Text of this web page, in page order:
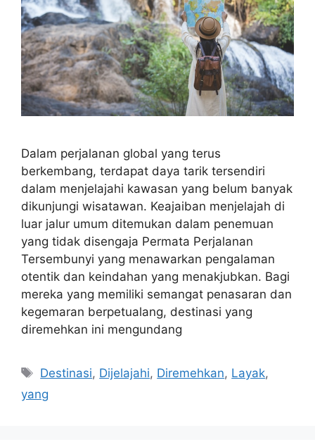
Dalam perjalanan global yang terus
berkembang, terdapat daya tarik tersendiri
dalam menjelajahi kawasan yang belum banyak
dikunjungi wisatawan. Keajaiban menjelajah di
luar jalur umum ditemukan dalam penemuan
yang tidak disengaja Permata Perjalanan
Tersembunyi yang menawarkan pengalaman
otentik dan keindahan yang menakjubkan. Bagi
mereka yang memiliki semangat penasaran dan
kegemaran berpetualang, destinasi yang
diremehkan ini mengundang
Tags
Destinasi, Dijelajahi, Diremehkan, Layak,
yang